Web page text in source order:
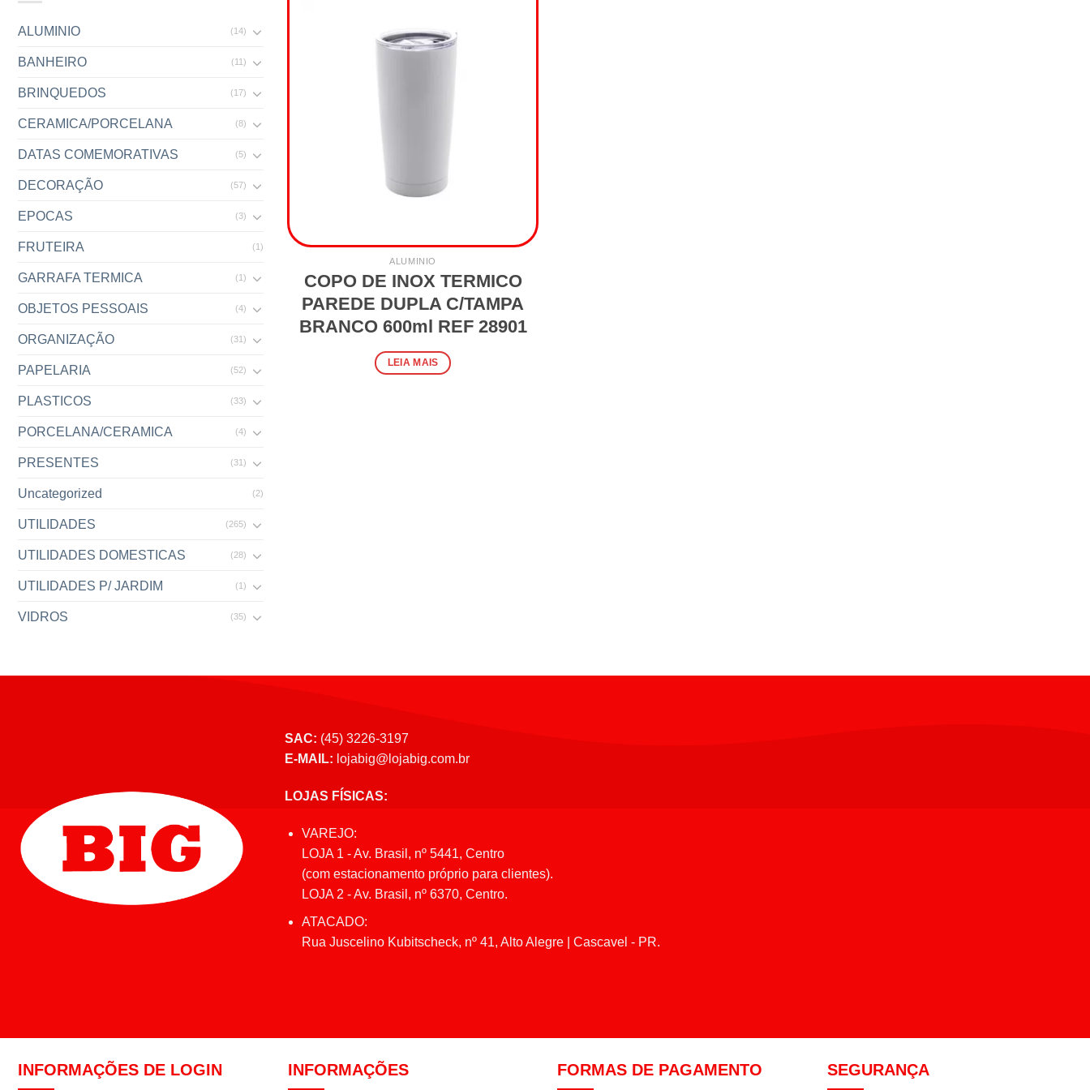
ALUMINIO (14)
BANHEIRO (11)
BRINQUEDOS (17)
CERAMICA/PORCELANA (8)
DATAS COMEMORATIVAS (5)
DECORAÇÃO (57)
EPOCAS (3)
FRUTEIRA (1)
GARRAFA TERMICA (1)
OBJETOS PESSOAIS (4)
ORGANIZAÇÃO (31)
PAPELARIA (52)
PLASTICOS (33)
PORCELANA/CERAMICA (4)
PRESENTES (31)
Uncategorized (2)
UTILIDADES (265)
UTILIDADES DOMESTICAS (28)
UTILIDADES P/ JARDIM (1)
VIDROS (35)
ALUMINIO
COPO DE INOX TERMICO
PAREDE DUPLA C/TAMPA
BRANCO 600ml REF 28901
LEIA MAIS
SAC: (45) 3226-3197
E-MAIL: lojabig@lojabig.com.br
LOJAS FÍSICAS:
VAREJO:
LOJA 1 - Av. Brasil, nº 5441, Centro
(com estacionamento próprio para clientes).
LOJA 2 - Av. Brasil, nº 6370, Centro.
ATACADO:
Rua Juscelino Kubitscheck, nº 41, Alto Alegre | Cascavel - PR.
INFORMAÇÕES DE LOGIN INFORMAÇÕES FORMAS DE PAGAMENTO SEGURANÇA